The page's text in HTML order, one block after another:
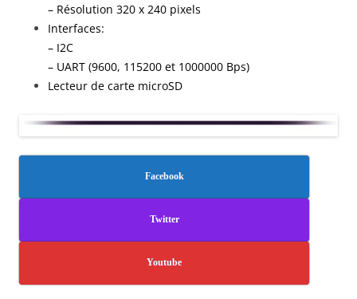
– Résolution 320 x 240 pixels
Interfaces:
– I2C
– UART (9600, 115200 et 1000000 Bps)
Lecteur de carte microSD
Facebook
Twitter
Youtube